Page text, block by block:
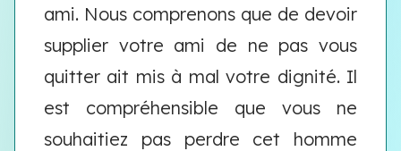
ami. Nous comprenons que de devoir
supplier votre ami de ne pas vous
quitter ait mis à mal votre dignité. Il
est compréhensible que vous ne
souhaitiez pas perdre cet homme